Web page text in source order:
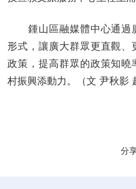
鍾山區融媒體中心通過
形式，讓廣大群眾更直觀、
政策，提高群眾的政策知曉
村振興添動力。（文 尹秋影
分